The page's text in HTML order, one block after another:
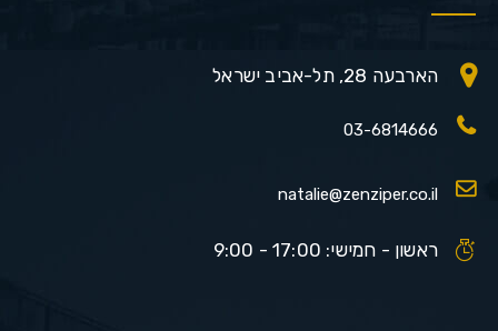
הארבעה 28, תל-אביב ישראל
03-6814666
natalie@zenziper.co.il
ראשון - חמישי: 17:00 - 9:00